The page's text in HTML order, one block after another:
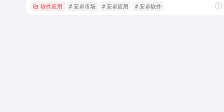
软件应用 # 安卓市场 # 安卓应用 # 安卓软件